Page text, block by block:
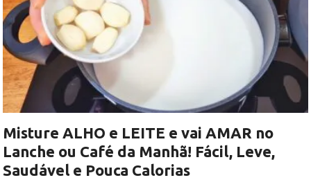
Misture ALHO e LEITE e vai AMAR no
Lanche ou Café da Manhã! Fácil, Leve,
Saudável e Pouca Calorias